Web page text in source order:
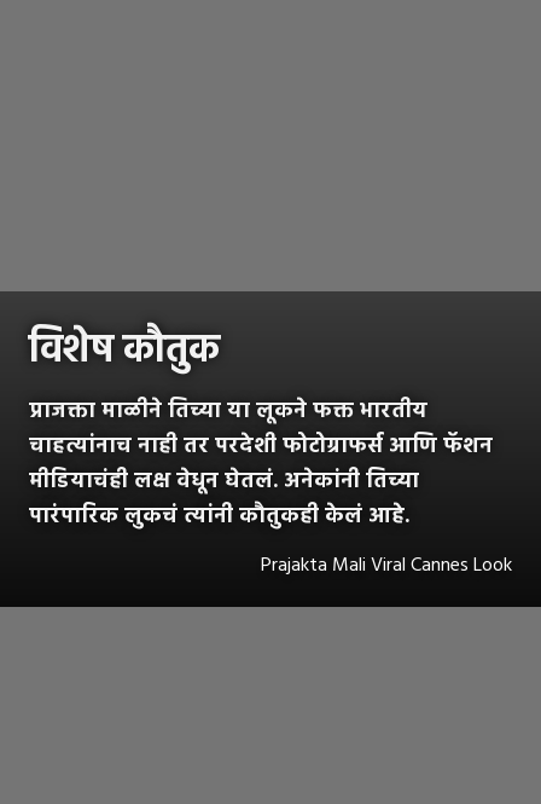
विशेष कौतुक
प्राजक्ता माळीने तिच्या या लूकने फक्त भारतीय
चाहत्यांनाच नाही तर परदेशी फोटोग्राफर्स आणि फॅशन
मीडियाचंही लक्ष वेधून घेतलं. अनेकांनी तिच्या
पारंपारिक लुकचं त्यांनी कौतुकही केलं आहे.
Prajakta Mali Viral Cannes Look